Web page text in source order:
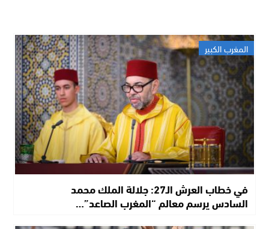
المغرب الكبير
في خطاب العرش الـ27: جلالة الملك محمد
السادس يرسم معالم “المغرب الصاعد”…